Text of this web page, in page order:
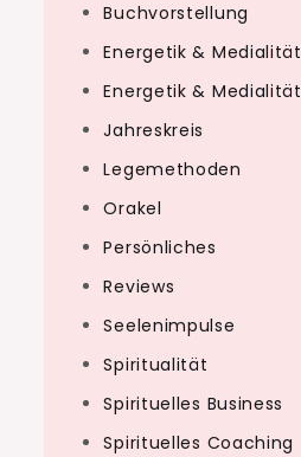
Buchvorstellung
Energetik & Medialität
Energetik & Medialität
Jahreskreis
Legemethoden
Orakel
Persönliches
Reviews
Seelenimpulse
Spiritualität
Spirituelles Business
Spirituelles Coaching